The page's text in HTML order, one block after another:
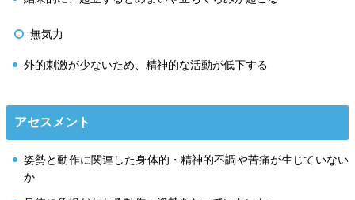
無気力
外的刺激が少ないため、精神的な活動が低下する
アセスメント
姿勢と動作に関連した身体的・精神的不調や苦痛が生じていない
か